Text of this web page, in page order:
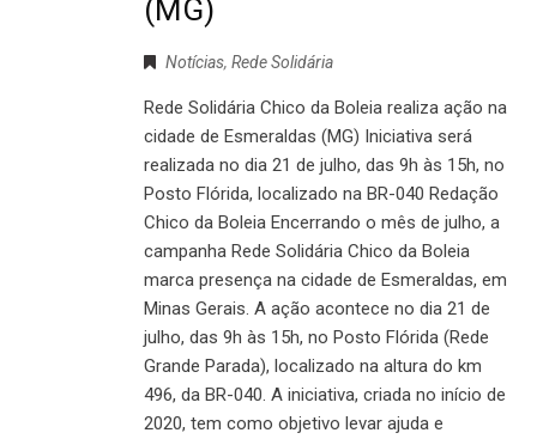
(MG)
Notícias, Rede Solidária
Rede Solidária Chico da Boleia realiza ação na
cidade de Esmeraldas (MG) Iniciativa será
realizada no dia 21 de julho, das 9h às 15h, no
Posto Flórida, localizado na BR-040 Redação
Chico da Boleia Encerrando o mês de julho, a
campanha Rede Solidária Chico da Boleia
marca presença na cidade de Esmeraldas, em
Minas Gerais. A ação acontece no dia 21 de
julho, das 9h às 15h, no Posto Flórida (Rede
Grande Parada), localizado na altura do km
496, da BR-040. A iniciativa, criada no início de
2020, tem como objetivo levar ajuda e